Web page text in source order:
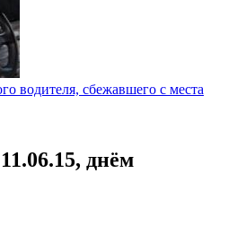
водителя, сбежавшего с места
днём